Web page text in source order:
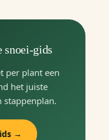
snoei-gids
per plant een
het juiste
stappenplan.
→